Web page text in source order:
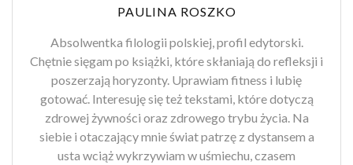
PAULINA ROSZKO
Absolwentka filologii polskiej, profil edytorski.
Chętnie sięgam po książki, które skłaniają do refleksji i
poszerzają horyzonty. Uprawiam fitness i lubię
gotować. Interesuję się też tekstami, które dotyczą
zdrowej żywności oraz zdrowego trybu życia. Na
siebie i otaczający mnie świat patrzę z dystansem a
usta wciąż wykrzywiam w uśmiechu, czasem